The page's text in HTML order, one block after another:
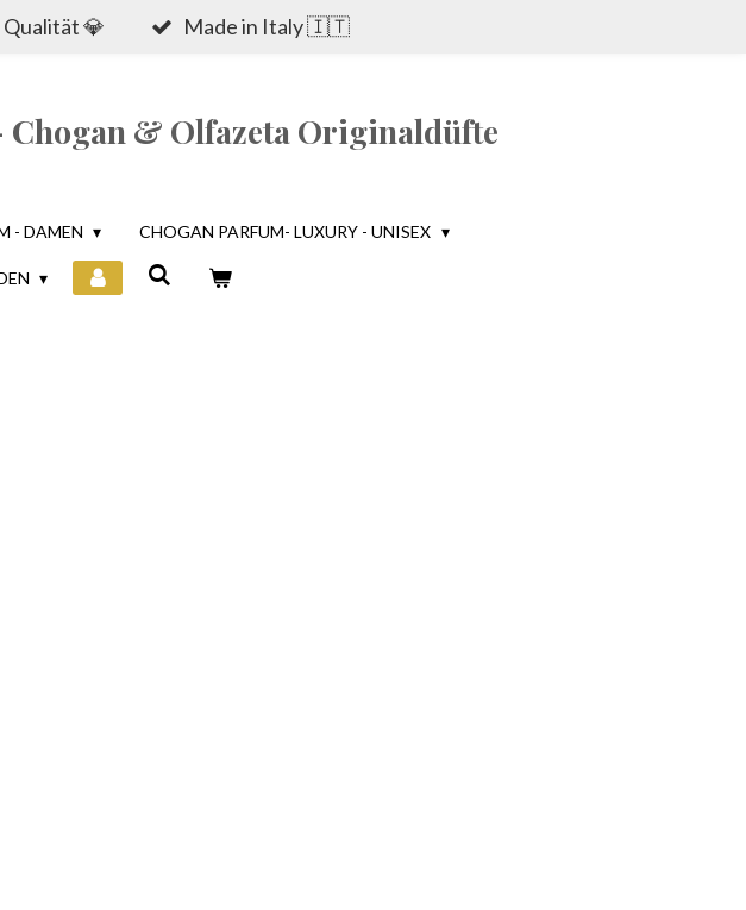
Qualität 💎 Made in Italy 🇮🇹
& Olfazeta Originaldüfte
- DAMEN CHOGAN PARFUM- LUXURY - UNISEX